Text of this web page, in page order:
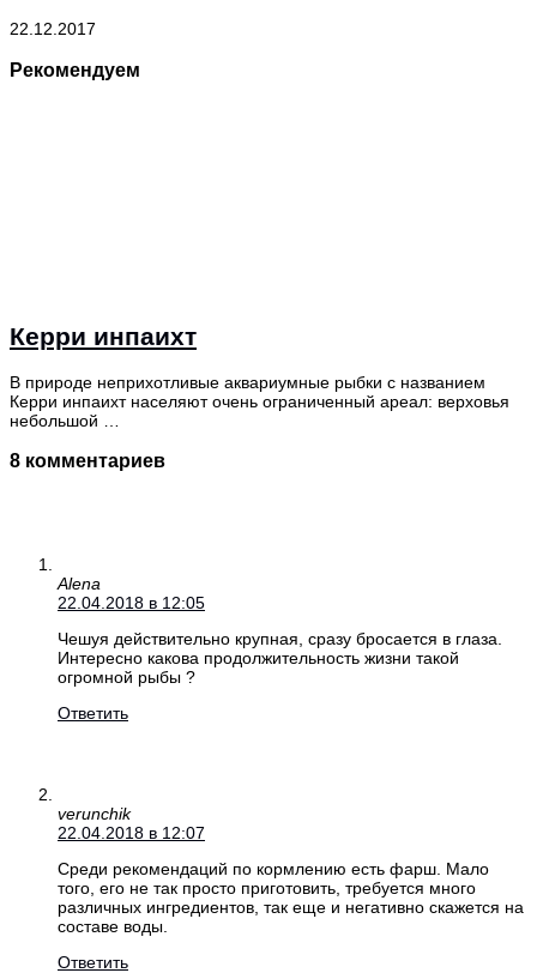
22.12.2017
Рекомендуем
Керри инпаихт
В природе неприхотливые аквариумные рыбки с названием
Керри инпаихт населяют очень ограниченный ареал: верховья
небольшой …
8 комментариев
Alena
22.04.2018 в 12:05
Чешуя действительно крупная, сразу бросается в глаза.
Интересно какова продолжительность жизни такой
огромной рыбы ?
Ответить
verunchik
22.04.2018 в 12:07
Среди рекомендаций по кормлению есть фарш. Мало
того, его не так просто приготовить, требуется много
различных ингредиентов, так еще и негативно скажется на
составе воды.
Ответить